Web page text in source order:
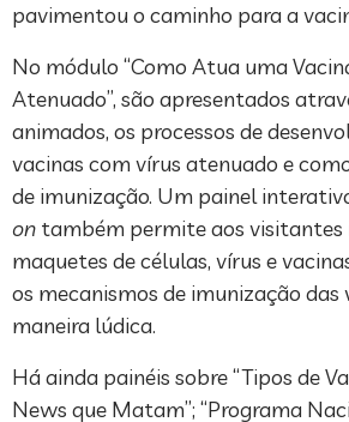
pavimentou o caminho para a
No módulo “Como Atua uma
Atenuado”, são apresentados
animados, os processos de
vacinas com vírus atenuado e
de imunização. Um painel
on também permite aos visitantes
maquetes de células, vírus e
os mecanismos de imunização das
maneira lúdica.
Há ainda painéis sobre “Tipos de
News que Matam”; “Programa